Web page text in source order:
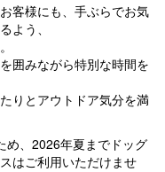
客様にも、手ぶらでお気
よう、
囲みながら特別な時間を
りとアウトドア気分を満
め、2026年夏までドッグ
はご利用いただけませ